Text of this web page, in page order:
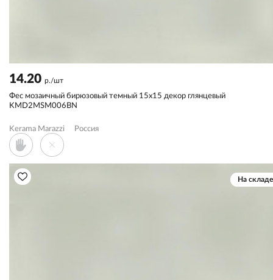
14.20 р./шт
Фес мозаичный бирюзовый темный 15x15 декор глянцевый
KMD2MSM006BN
Kerama Marazzi Россия
На складе